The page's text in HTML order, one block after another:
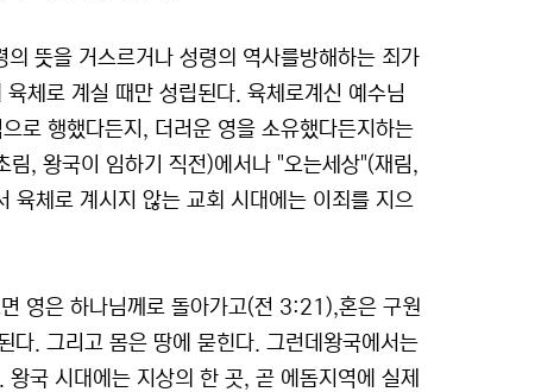
뜻을 거스르거나 성령의 역사를방해하는 죄가
체로 계실 때만 성립된다. 육체로계신 예수님
로 행했다든지, 더러운 영을 소유했다든지하는
, 왕국이 임하기 직전)에서나 "오는세상"(재림,
육체로 계시지 않는 교회 시대에는 이죄를 지으
영은 하나님께로 돌아가고(전 3:21),혼은 구원
다. 그리고 몸은 땅에 묻힌다. 그런데왕국에서는
국 시대에는 지상의 한 곳, 곧 에돔지역에 실제